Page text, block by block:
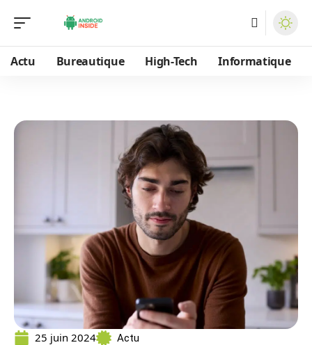
Actu Bureautique High-Tech Informatique
25 juin 2024 Actu